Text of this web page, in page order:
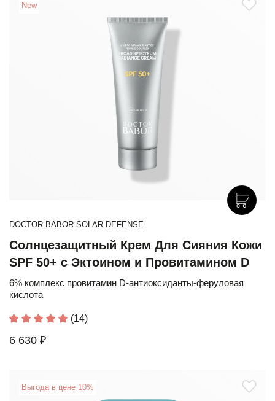
New
DOCTOR BABOR SOLAR DEFENSE
Солнцезащитный Крем Для Сияния Кожи
SPF 50+ с Эктоином и Провитамином D
6% комплекс провитамин D-антиоксиданты-феруловая
кислота
(14)
6 630 ₽
Выгода в цене 10%